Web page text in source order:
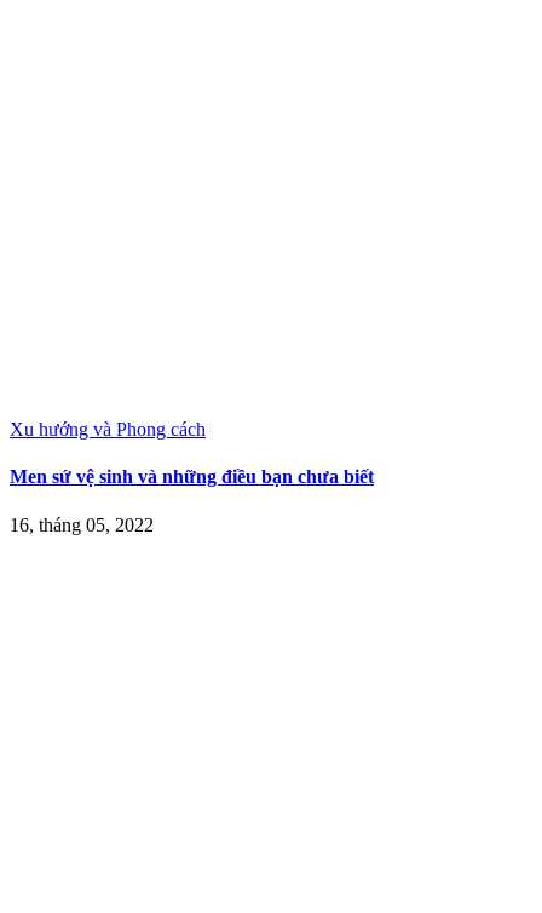
Xu hướng và Phong cách
Men sứ vệ sinh và những điều bạn chưa biết
16, tháng 05, 2022